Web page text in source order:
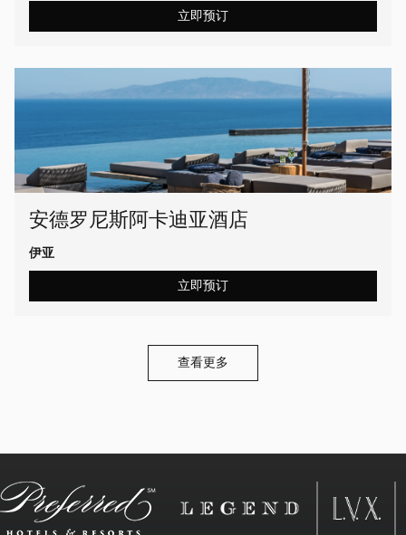
立即预订
安德罗尼斯阿卡迪亚酒店
伊亚
立即预订
查看更多